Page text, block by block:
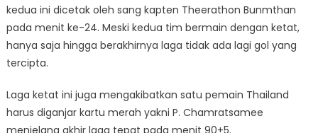
kedua ini dicetak oleh sang kapten Theerathon Bunmthan
pada menit ke-24. Meski kedua tim bermain dengan ketat,
hanya saja hingga berakhirnya laga tidak ada lagi gol yang
tercipta.
Laga ketat ini juga mengakibatkan satu pemain Thailand
harus diganjar kartu merah yakni P. Chamratsamee
menjelang akhir laga tepat pada menit 90+5.